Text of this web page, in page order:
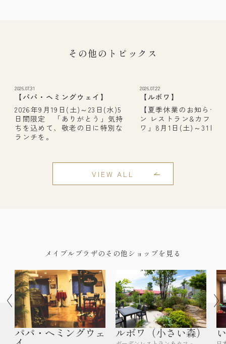
その他のトピックス
2026年9月19日(土)～23日(水)5
日間限定 「ありがとう」気持
ちを込めて、敬老の日に特別な
ランチを。
【パパ・ヘミングウェイ】
2026.07.31
【夏季休業のお知らせ
ン レストラン&カフェ
ワ」8月1日(土)～31日(
【ルボワ】
2026.07.22
VIEW ALL
メイプルプラザのその他ショップを見る
パパ・ヘミングウェ ルボワ（小さい森）